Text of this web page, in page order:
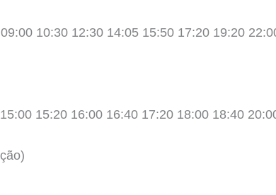
10:30 12:30 14:05 15:50 17:20 19:20
15:20 16:00 16:40 17:20 18:00 18:40